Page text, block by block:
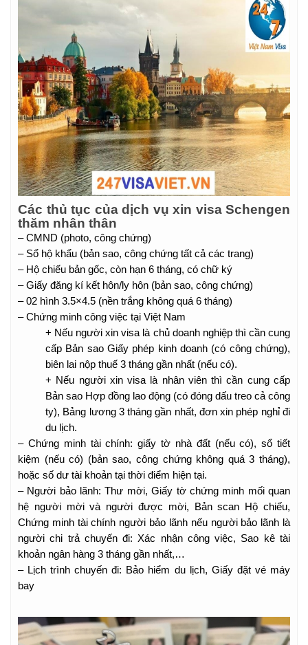
Các thủ tục của dịch vụ xin visa Schengen
thăm nhân thân
– CMND (photo, công chứng)
– Sổ hộ khẩu (bản sao, công chứng tất cả các trang)
– Hộ chiếu bản gốc, còn hạn 6 tháng, có chữ ký
– Giấy đăng kí kết hôn/ly hôn (bản sao, công chứng)
– 02 hình 3.5×4.5 (nền trắng không quá 6 tháng)
– Chứng minh công việc tại Việt Nam
+ Nếu người xin visa là chủ doanh nghiệp thì cần cung
cấp Bản sao Giấy phép kinh doanh (có công chứng),
biên lai nộp thuế 3 tháng gần nhất (nếu có).
+ Nếu người xin visa là nhân viên thì cần cung cấp
Bản sao Hợp đồng lao động (có đóng dấu treo cả công
ty), Bảng lương 3 tháng gần nhất, đơn xin phép nghỉ đi
du lịch.
– Chứng minh tài chính: giấy tờ nhà đất (nếu có), sổ tiết
kiệm (nếu có) (bản sao, công chứng không quá 3 tháng),
hoặc số dư tài khoản tại thời điểm hiện tại.
– Người bảo lãnh: Thư mời, Giấy tờ chứng minh mối quan
hệ người mời và người được mời, Bản scan Hộ chiếu,
Chứng minh tài chính người bảo lãnh nếu người bảo lãnh là
người chi trả chuyến đi: Xác nhận công việc, Sao kê tài
khoản ngân hàng 3 tháng gần nhất,…
– Lịch trình chuyến đi: Bảo hiểm du lịch, Giấy đặt vé máy
bay